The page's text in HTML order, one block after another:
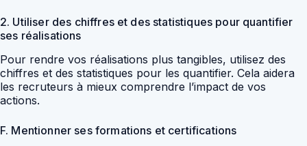
2. Utiliser des chiffres et des statistiques pour quantifier
ses réalisations
Pour rendre vos réalisations plus tangibles, utilisez des
chiffres et des statistiques pour les quantifier. Cela aidera
les recruteurs à mieux comprendre l’impact de vos
actions.
F. Mentionner ses formations et certifications